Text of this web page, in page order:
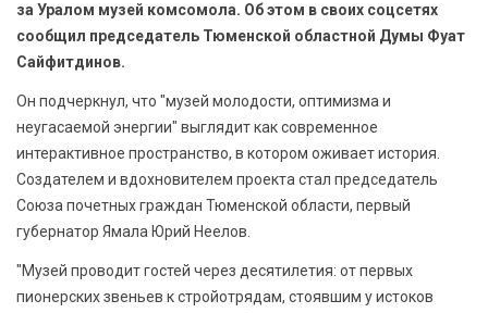
АРХИВ PDF
за Уралом музей комсомола. Об этом в своих соцсетях
сообщил председатель Тюменской областной Думы Фуат
Сайфитдинов.
Он подчеркнул, что "музей молодости, оптимизма и
неугасаемой энергии" выглядит как современное
интерактивное пространство, в котором оживает история.
Создателем и вдохновителем проекта стал председатель
Союза почетных граждан Тюменской области, первый
губернатор Ямала Юрий Неелов.
"Музей проводит гостей через десятилетия: от первых
пионерских звеньев к стройотрядам, стоявшим у истоков